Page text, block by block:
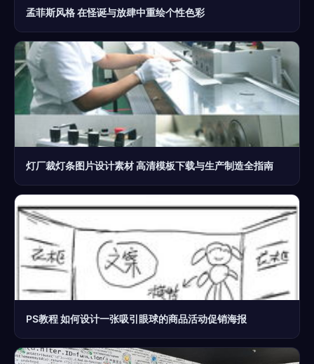
孟菲斯风格 在怪诞与放肆中重绘个性色彩
灯厂裁灯条图片设计素材 高清模板下载与生产制造全指南
PS教程 如何设计一张吸引眼球的商品活动促销海报